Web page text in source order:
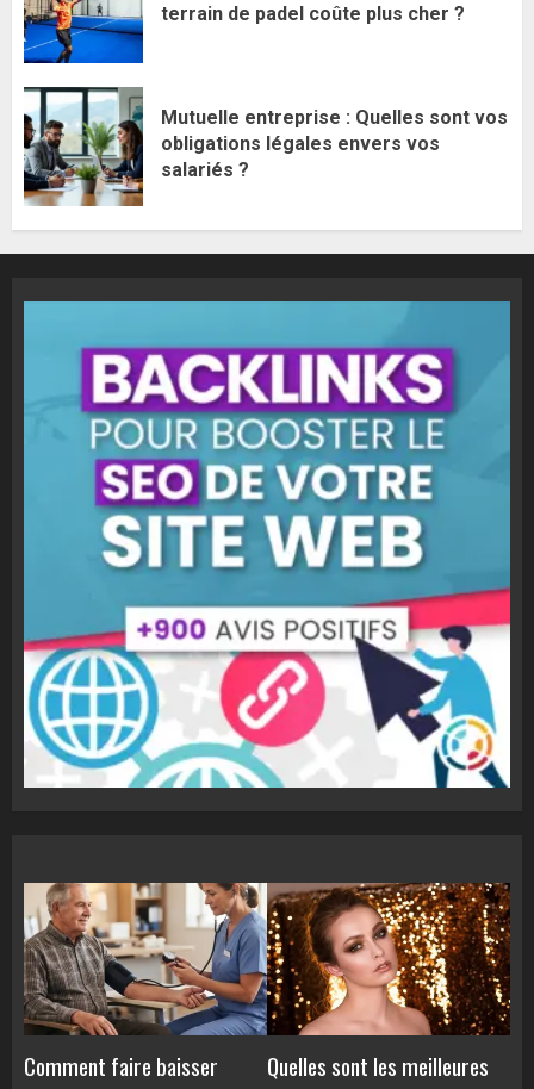
terrain de padel coûte plus cher ?
Mutuelle entreprise : Quelles sont vos
obligations légales envers vos
salariés ?
Comment faire baisser
Quelles sont les meilleures